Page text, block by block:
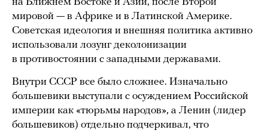
на Ближнем Востоке и Азии, после Второй
мировой — в Африке и в Латинской Америке.
Советская идеология и внешняя политика активно
использовали лозунг деколонизации
в противостоянии с западными державами.
Внутри СССР все было сложнее. Изначально
большевики выступали с осуждением Российской
империи как «тюрьмы народов», а Ленин (лидер
большевиков) отдельно подчеркивал, что